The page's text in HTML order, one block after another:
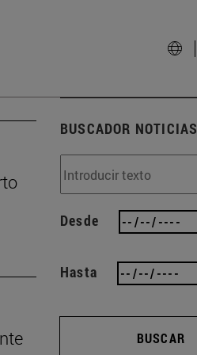
BUSCADOR NOTICIAS
Desde
Hasta
BUSCAR